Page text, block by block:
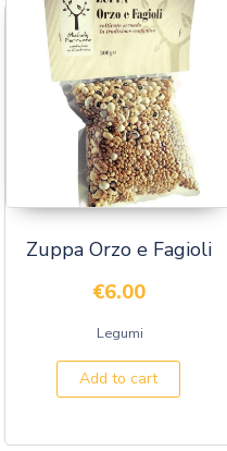
Zuppa Orzo e Fagioli
€6.00
Legumi
Add to cart